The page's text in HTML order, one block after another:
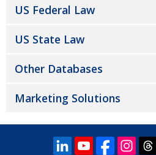
US Federal Law
US State Law
Other Databases
Marketing Solutions